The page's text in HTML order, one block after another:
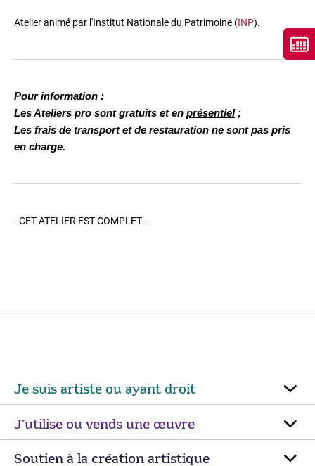
Atelier animé par l'Institut Nationale du Patrimoine (INP).
Pour information :
Les Ateliers pro sont gratuits et en présentiel;
Les frais de transport et de restauration ne sont pas pris
en charge.
- CET ATELIER EST COMPLET -
Je suis artiste ou ayant droit
J’utilise ou vends une œuvre
Soutien à la création artistique